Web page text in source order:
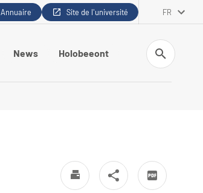
Annuaire Site de l'université FR
News Holobeeont
Recherche